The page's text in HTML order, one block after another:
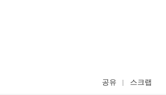
공유 스크랩